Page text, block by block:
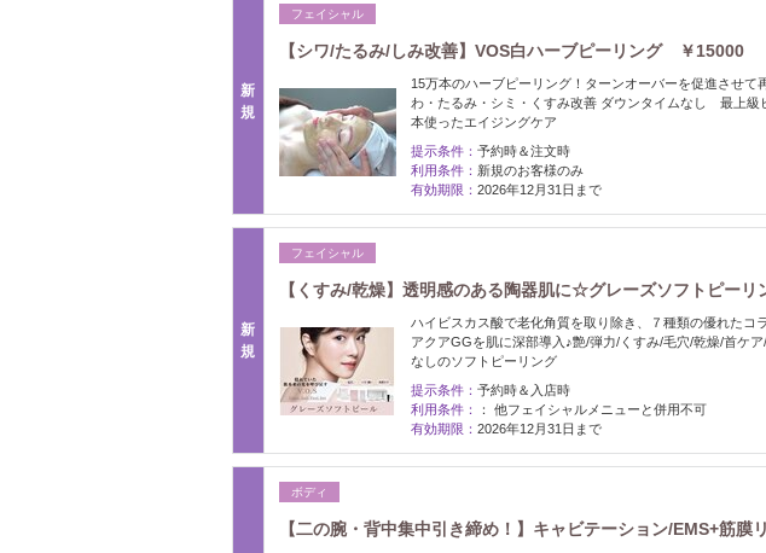
新
規
フェイシャル
【シワ/たるみ/しみ改善】VOS白ハーブピーリング ￥15000
15万本のハーブピーリング！ターンオーバーを促進させ
わ・たるみ・シミ・くすみ改善 ダウンタイムなし 最上級
本使ったエイジングケア
提示条件： 予約時＆注文時
利用条件： 新規のお客様のみ
有効期限： 2026年12月31日まで
新
規
フェイシャル
【くすみ/乾燥】透明感のある陶器肌に☆グレーズソフトピーリ
ハイビスカス酸で老化角質を取り除き、７種類の優れたコ
アクアGGを肌に深部導入♪艶/弾力/くすみ/毛穴/乾燥/首ケ
なしのソフトピーリング
提示条件： 予約時＆入店時
利用条件：
： 他フェイシャルメニューと併用不可
有効期限： 2026年12月31日まで
ボディ
【二の腕・背中集中引き締め！】キャビテーション/EMS+筋膜